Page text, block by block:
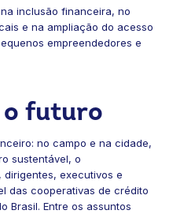
inclusão financeira, no
e na ampliação do acesso
empreendedores e
o futuro
no campo e na cidade,
sustentável, o
dirigentes, executivos e
das cooperativas de crédito
Brasil. Entre os assuntos